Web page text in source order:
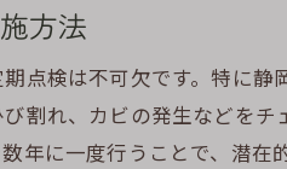
気候に合わせた
季節ごとのメン
静岡特有の気候
方法
点検は不可欠です。特に
割れ、カビの発生などを
年に一度行うことで、潜在